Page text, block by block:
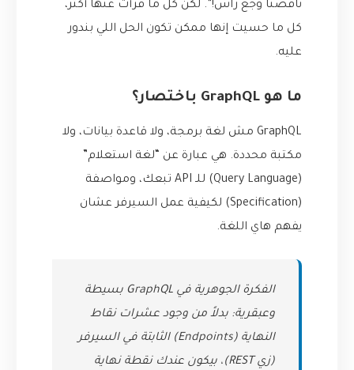
ناقصنا وجع راس!”. لكن كل ما قرأت عنها أكثر،
كل ما حسيت إنها ممكن تكون الحل اللي بندور
عليه.
ما هو GraphQL باختصار؟
GraphQL مش لغة برمجة، ولا قاعدة بيانات، ولا
مكتبة محددة. هي عبارة عن “لغة استعلام”
(Query Language) للـ API تبعك، ومواصفة
(Specification) لكيفية عمل السيرفر عشان
يفهم هاي اللغة.
الفكرة الجوهرية في GraphQL بسيطة
وعبقرية: بدلاً من وجود عشرات نقاط
النهاية (Endpoints) الثابتة في السيرفر
(زي REST)، بيكون عندك نقطة نهاية